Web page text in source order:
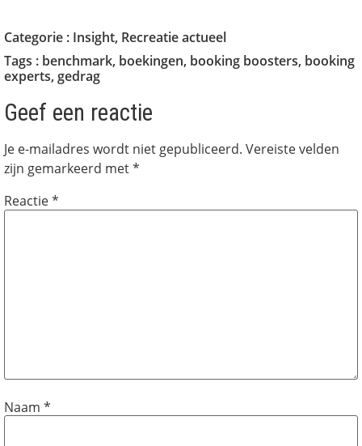
Categorie : Insight, Recreatie actueel
Tags : benchmark, boekingen, booking boosters, booking
experts, gedrag
Geef een reactie
Je e-mailadres wordt niet gepubliceerd. Vereiste velden
zijn gemarkeerd met*
Reactie*
Naam *